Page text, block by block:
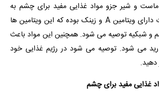
و شیر جزو مواد غذایی مفید برای چشم به
شمار می آیند. لبنیات دارای ویتامین A و زینک بوده که این ویتامین ها
و شبکیه توصیه می شود. همچنین این مواد باعث
می شود. توصیه می شود در رژیم غذایی خود
دهید.